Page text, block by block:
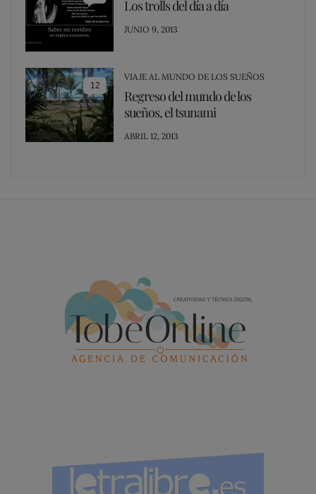
Los trolls del día a día
POSTED
JUNIO 9, 2013
12
VIAJE AL MUNDO DE LOS SUEÑOS
Regreso del mundo de los
sueños, el tsunami
POSTED
ABRIL 12, 2013